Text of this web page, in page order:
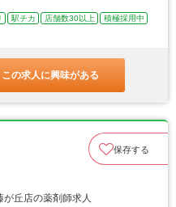
駅チカ 店舗数30以上
積極採用中
この求人に興味がある
保存する
丘店の薬剤師求人